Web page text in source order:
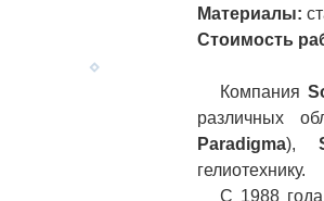
Материалы:
Стоимость
Компания
различных
Paradigma),
гелиотехнику.
С 1988 года